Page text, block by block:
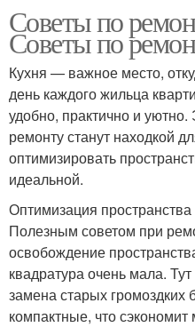
Советы по
Советы по
Кухня — важное место,
день каждого жильца
удобно, практично и
ремонту станут находкой
оптимизировать
идеальной.
Оптимизация пространства
Полезным советом при
освобождение
квадратура очень мала.
замена старых громоздких
компактные, что сэкономит